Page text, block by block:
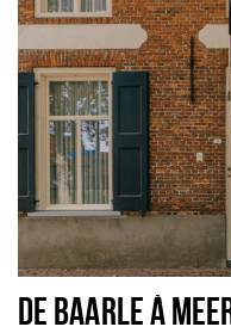
DE BAARLE À